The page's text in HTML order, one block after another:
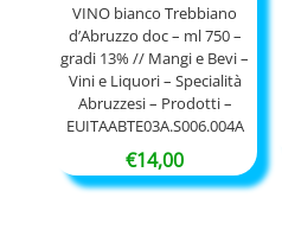
VINO bianco Trebbiano
d’Abruzzo doc – ml 750 –
gradi 13% // Mangi e Bevi –
Vini e Liquori – Specialità
Abruzzesi – Prodotti –
EUITAABTE03A.S006.004A
€14,00